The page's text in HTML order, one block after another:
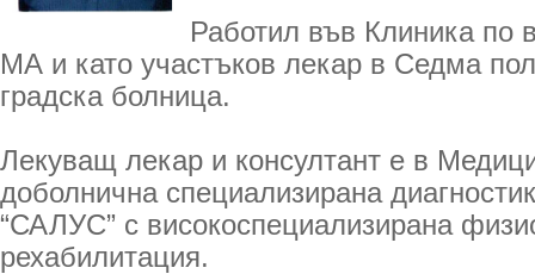
Работил във Клиника по
МА и като участъков лекар в Седма
градска болница.
Лекуващ лекар и консултант е в
доболнична специализирана
“САЛУС” с високоспециализирана
рехабилитация.